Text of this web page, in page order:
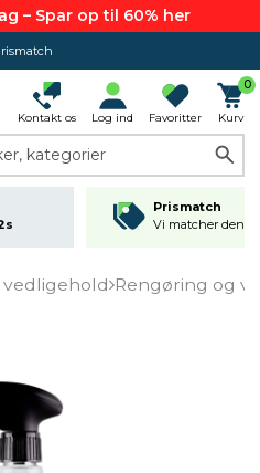
– Spar op til 60% her
Kontakt os Log ind Favoritter
0
Kurv
kategorier
Prismatch
Vi matcher den
vedligehold Rengøring og